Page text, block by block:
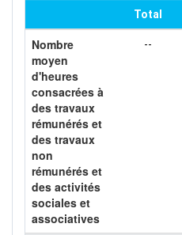
Total
Nombre
moyen
d'heures
consacrées à
des travaux
rémunérés et
des travaux
non
rémunérés et
des activités
sociales et
associatives
--